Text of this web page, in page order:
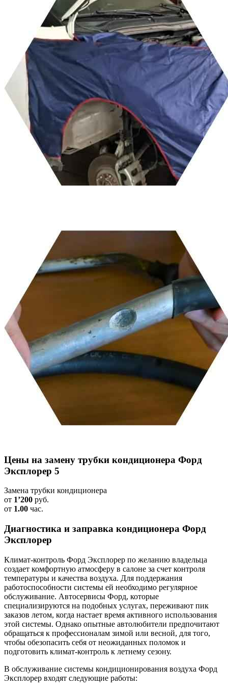
Цены на замену трубки кондиционера Форд
Эксплорер 5
Замена трубки кондиционера
от 1’200 руб.
от 1.00 час.
Диагностика и заправка кондиционера Форд
Эксплорер
Климат-контроль Форд Эксплорер по желанию владельца
создает комфортную атмосферу в салоне за счет контроля
температуры и качества воздуха. Для поддержания
работоспособности системы ей необходимо регулярное
обслуживание. Автосервисы Форд, которые
специализируются на подобных услугах, переживают пик
заказов летом, когда настает время активного использования
этой системы. Однако опытные автолюбители предпочитают
обращаться к профессионалам зимой или весной, для того,
чтобы обезопасить себя от неожиданных поломок и
подготовить климат-контроль к летнему сезону.
В обслуживание системы кондиционирования воздуха Форд
Эксплорер входят следующие работы: